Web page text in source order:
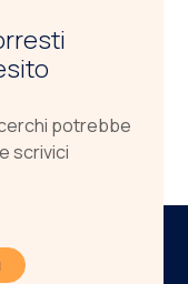
potrebbe
scrivici